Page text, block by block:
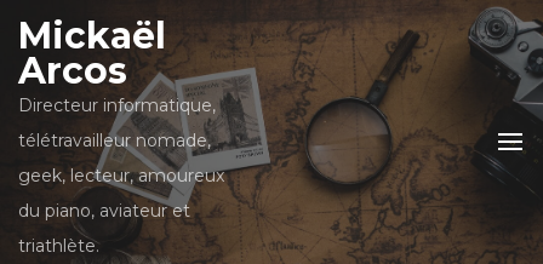
Mickaël
Arcos
Directeur informatique,
télétravailleur nomade,
geek, lecteur, amoureux
du piano, aviateur et
triathlète.